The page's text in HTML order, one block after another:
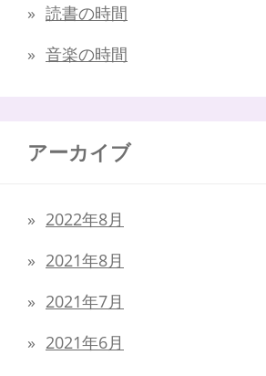
読書の時間
音楽の時間
アーカイブ
2022年8月
2021年8月
2021年7月
2021年6月